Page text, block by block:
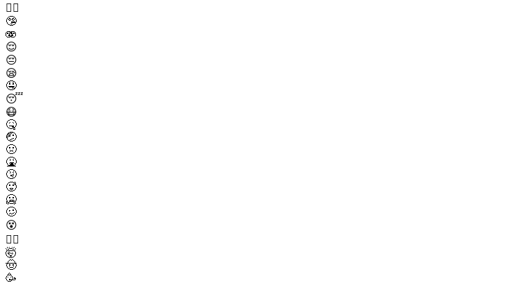
😮‍💨
🤥
🫨
😌
😔
😪
🤤
😴
😷
🤒
🤕
🤢
🤮
🤧
🥵
🥶
🥴
😵
😵‍💫
🤯
🤠
🥳